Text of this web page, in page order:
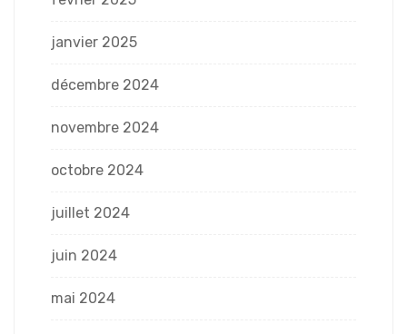
janvier 2025
décembre 2024
novembre 2024
octobre 2024
juillet 2024
juin 2024
mai 2024